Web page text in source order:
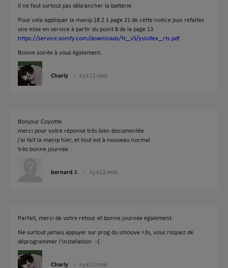
Il ne faut surtout pas débrancher la batterie.
Pour cela appliquer la manip 18.2.1 page 21 de cette notice puis refaites
une mise en service à partir du point 8 de la page 13.
https://service.somfy.com/downloads/fr_v5/ysloflex_rts.pdf
Bonne soirée à vous également.
Charly il y a 12 mois
Bonjour Coyotte
merci pour votre réponse très bien documentée
j'ai fait la manip hier, et tout est à nouveau normal
très bonne journée
bernard J. il y a 12 mois
Parfait, merci de votre retour et bonne journée également.
Ne surtout jamais appuyer sur prog du smoove >3s, vous risquez de
déprogrammer l'installation :-(
Charly il y a 12 mois